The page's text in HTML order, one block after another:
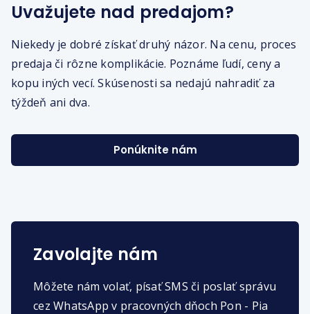
Uvažujete nad predajom?
Niekedy je dobré získať druhý názor. Na cenu, proces
predaja či rôzne komplikácie. Poznáme ľudí, ceny a
kopu iných vecí. Skúsenosti sa nedajú nahradiť za
týždeň ani dva.
Ponúknite nám
Zavolajte nám
Môžete nám volať, písať SMS či poslať správu
cez WhatsApp v pracovných dňoch Pon - Pia